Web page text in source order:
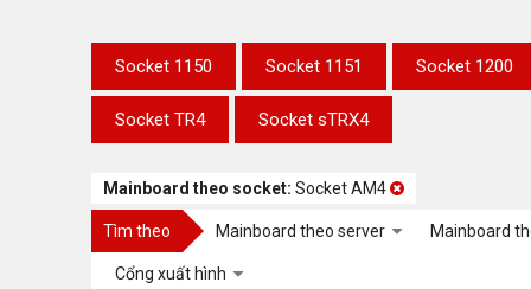
Socket 1150 Socket 1151 Socket 1200
Socket TR4 Socket sTRX4
Mainboard theo socket: Socket AM4
Tìm theo Mainboard theo server Mainboard
Cổng xuất hình